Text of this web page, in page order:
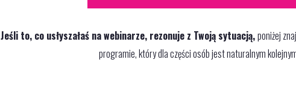
Jeśli to, co usłyszałaś na webinarze, rezonuje z Twoją sytuacją,poniżej
programie, który dla części osób jest naturalnym